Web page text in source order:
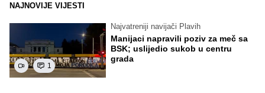
NAJNOVIJE VIJESTI
1
Najvatreniji navijači Plavih
Manijaci napravili poziv za meč sa
BSK; uslijedio sukob u centru
grada